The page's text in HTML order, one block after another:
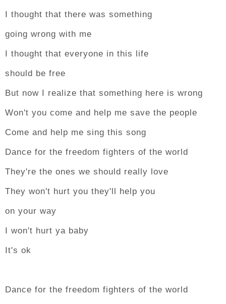
I thought that there was something
going wrong with me
I thought that everyone in this life
should be free
But now I realize that something here is wrong
Won't you come and help me save the people
Come and help me sing this song
Dance for the freedom fighters of the world
They're the ones we should really love
They won't hurt you they'll help you
on your way
I won't hurt ya baby
It's ok
Dance for the freedom fighters of the world